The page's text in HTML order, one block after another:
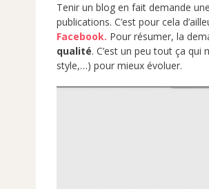
Tenir un blog en fait demande
publications. C’est pour cela
Facebook. Pour résumer, la
qualité. C’est un peu tout ça
style,…) pour mieux évoluer.